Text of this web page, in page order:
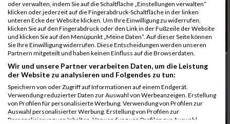
Kitzbühler Horn Lauf 1996
oder verwalten, indem Sie auf die Schaltfläche „Einstellungen verwalten“
klicken oder jederzeit auf die Fingerabdruck-Schaltfläche in der linken
unteren Ecke der Website klicken. Um Ihre Einwilligung zu widerrufen,
klicken Sie auf den Fingerabdruck oder den Link in der Fußzeile der Website
und klicken Sie auf den Menüpunkt „Meine Daten“. Auf dieser Seite können
Sie Ihre Einwilligung widerrufen. Diese Entscheidungen werden unseren
Partnern mitgeteilt und haben keinen Einfluss auf die Browserdaten.
Wir und unsere Partner verarbeiten Daten, um die Leistung
der Website zu analysieren und Folgendes zu tun:
Speichern von oder Zugriff auf Informationen auf einem Endgerät.
Verwendung reduzierter Daten zur Auswahl von Werbeanzeigen. Erstellung
von Profilen für personalisierte Werbung. Verwendung von Profilen zur
Auswahl personalisierter Werbung. Erstellung von Profilen zur
Personalisierung von Inhalten. Verwendung von Profilen zur Auswahl